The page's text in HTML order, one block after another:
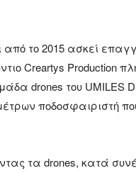
το 2015 ασκεί
Creartys Production
drones του UMILES
ποδοσφαιριστή
τα drones, κατά